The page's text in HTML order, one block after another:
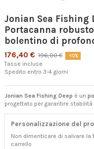
Jonian Sea Fishing
Portacanna
bolentino di
176,40 € 196,00 € -10%
Tasse incluse
Spedito entro 3-4 giorni
Jonian Sea Fishing Deep è un
progettato per garantire
Personalizzazione del
Non dimenticare di salvare la
carrello